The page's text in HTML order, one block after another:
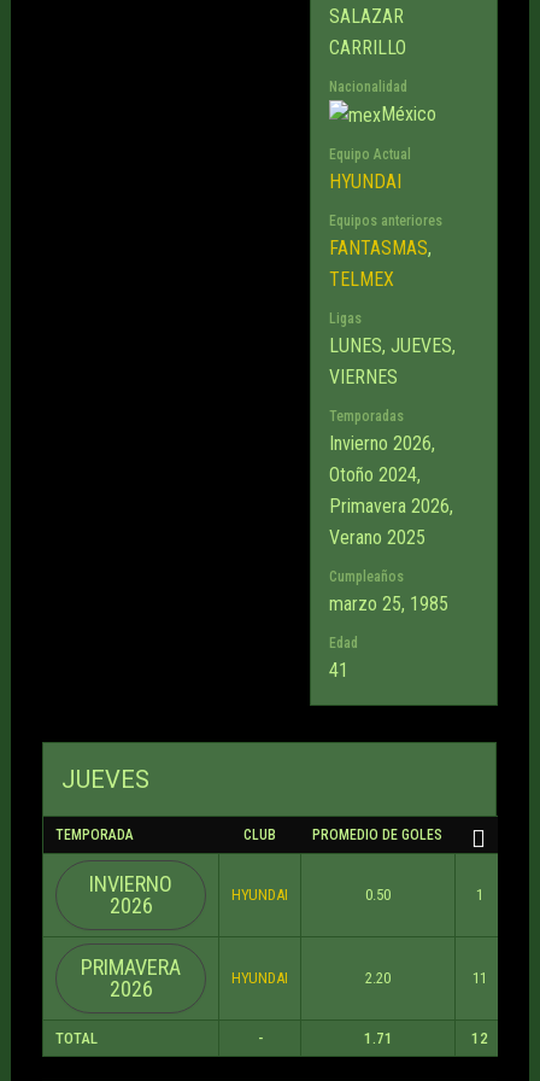
SALAZAR
CARRILLO
Nacionalidad
México
Equipo Actual
HYUNDAI
Equipos anteriores
FANTASMAS,
TELMEX
Ligas
LUNES, JUEVES,
VIERNES
Temporadas
Invierno 2026,
Otoño 2024,
Primavera 2026,
Verano 2025
Cumpleaños
marzo 25, 1985
Edad
41
JUEVES
TEMPORADA CLUB PROMEDIO DE GOLES
INVIERNO
2026
HYUNDAI 0.50 1
PRIMAVERA
2026
HYUNDAI 2.20 11
TOTAL - 1.71 12